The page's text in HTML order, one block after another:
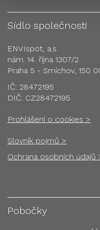
Sídlo společnosti
ENVIspot, a.s.
nám. 14. října 1307/2
Praha 5 - Smíchov, 150
IČ: 28472195
DIČ: CZ28472195
Prohlášení o cookies >
Slovník pojmů >
Ochrana osobních údajů
Pobočky